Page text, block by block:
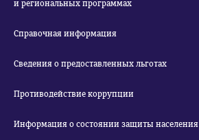
и региональных программах
Справочная информация
Сведения о предоставленных льготах
Противодействие коррупции
Информация о состоянии защиты населения